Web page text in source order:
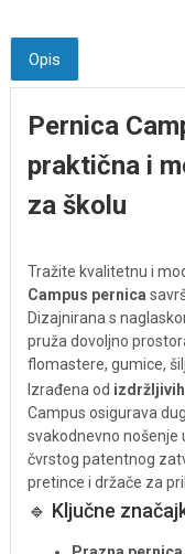
Opis
Pernica
praktična i
za školu
Tražite kvalitetnu i
Campus pernica
Dizajnirana s
pruža dovoljno
flomastere, gumice,
Izrađena od
Campus osigurava
svakodnevno nošenje
čvrstog patentnog
pretince i držače za
🔹 Ključne